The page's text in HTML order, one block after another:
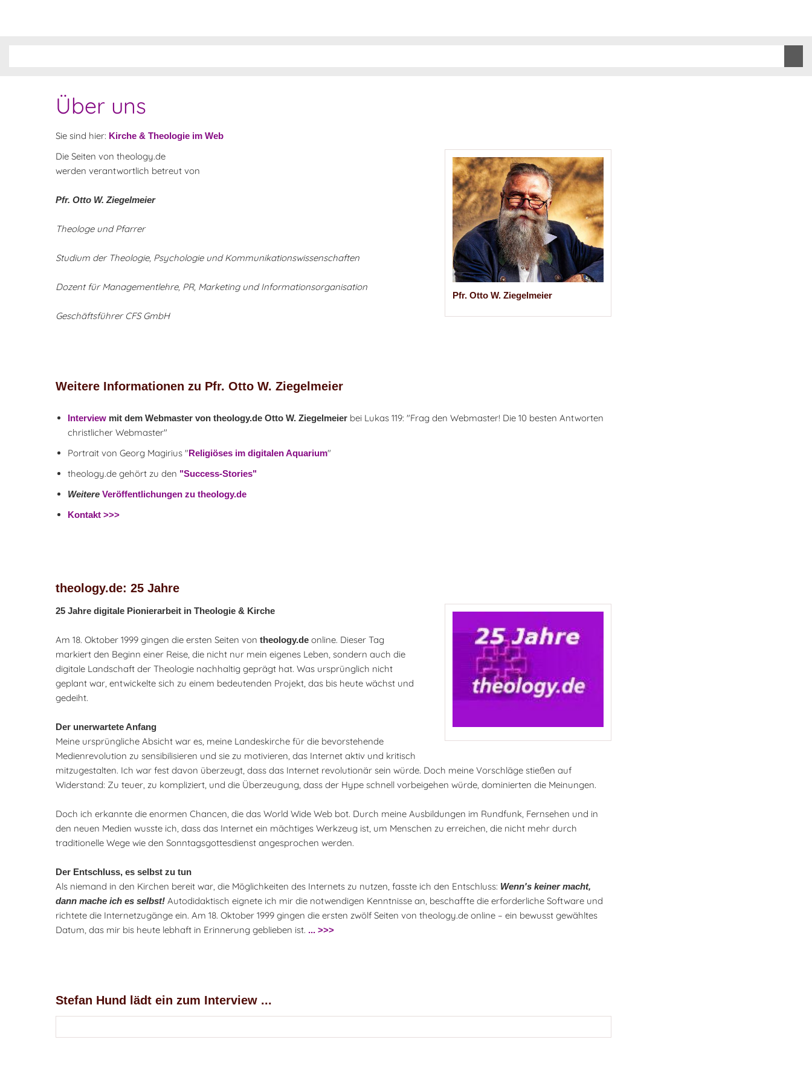
Über uns
Sie sind hier: Kirche & Theologie im Web
Pfr. Otto W. Ziegelmeier
Die Seiten von theology.de
werden verantwortlich betreut von
Pfr. Otto W. Ziegelmeier
Theologe und Pfarrer
Studium der Theologie, Psychologie und Kommunikationswissenschaften
Dozent für Managementlehre, PR, Marketing und Informationsorganisation
Geschäftsführer CFS GmbH
Weitere Informationen zu Pfr. Otto W. Ziegelmeier
Interview mit dem Webmaster von theology.de Otto W. Ziegelmeier bei Lukas 119: "Frag den Webmaster! Die 10 besten Antworten
christlicher Webmaster"
Portrait von Georg Magirius "Religiöses im digitalen Aquarium"
theology.de gehört zu den "Success-Stories"
Weitere Veröffentlichungen zu theology.de
Kontakt >>>
theology.de: 25 Jahre
25 Jahre digitale Pionierarbeit in Theologie & Kirche
Am 18. Oktober 1999 gingen die ersten Seiten von theology.de online. Dieser Tag
markiert den Beginn einer Reise, die nicht nur mein eigenes Leben, sondern auch die
digitale Landschaft der Theologie nachhaltig geprägt hat. Was ursprünglich nicht
geplant war, entwickelte sich zu einem bedeutenden Projekt, das bis heute wächst und
gedeiht.
Der unerwartete Anfang
Meine ursprüngliche Absicht war es, meine Landeskirche für die bevorstehende
Medienrevolution zu sensibilisieren und sie zu motivieren, das Internet aktiv und kritisch
mitzugestalten. Ich war fest davon überzeugt, dass das Internet revolutionär sein würde. Doch meine Vorschläge stießen auf
Widerstand: Zu teuer, zu kompliziert, und die Überzeugung, dass der Hype schnell vorbeigehen würde, dominierten die Meinungen.
Doch ich erkannte die enormen Chancen, die das World Wide Web bot. Durch meine Ausbildungen im Rundfunk, Fernsehen und in
den neuen Medien wusste ich, dass das Internet ein mächtiges Werkzeug ist, um Menschen zu erreichen, die nicht mehr durch
traditionelle Wege wie den Sonntagsgottesdienst angesprochen werden.
Der Entschluss, es selbst zu tun
Als niemand in den Kirchen bereit war, die Möglichkeiten des Internets zu nutzen, fasste ich den Entschluss: Wenn's keiner macht,
dann mache ich es selbst! Autodidaktisch eignete ich mir die notwendigen Kenntnisse an, beschaffte die erforderliche Software und
richtete die Internetzugänge ein. Am 18. Oktober 1999 gingen die ersten zwölf Seiten von theology.de online – ein bewusst gewähltes
Datum, das mir bis heute lebhaft in Erinnerung geblieben ist. ... >>>
Stefan Hund lädt ein zum Interview ...